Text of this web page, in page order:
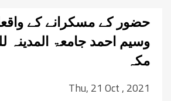
حضور کے مسکرانے کے
وسیم احمد جامعۃ المدینہ
مکہ
Thu, 21 Oct , 2021